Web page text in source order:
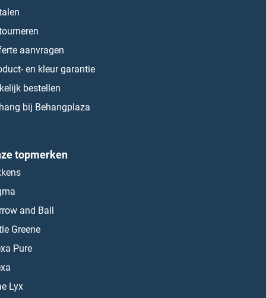
aanvragen
en kleur garantie
bestellen
bij Behangplaza
topmerken
and Ball
Greene
Pure
Lyx